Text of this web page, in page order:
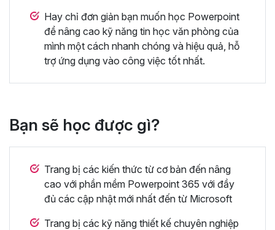
Hay chỉ đơn giản bạn muốn học Powerpoint
để nâng cao kỹ năng tin học văn phòng của
mình một cách nhanh chóng và hiệu quả, hỗ
trợ ứng dụng vào công việc tốt nhất.
Bạn sẽ học được gì?
Trang bị các kiến thức từ cơ bản đến nâng
cao với phần mềm Powerpoint 365 với đầy
đủ các cập nhật mới nhất đến từ Microsoft
Trang bị các kỹ năng thiết kế chuyên nghiệp